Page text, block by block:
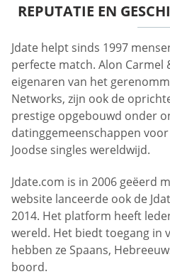
REPUTATIE EN
Jdate helpt sinds 1997
perfecte match. Alon Carmel
eigenaren van het
Networks, zijn ook de
prestige opgebouwd onder
datinggemeenschappen
Joodse singles wereldwijd.
Jdate.com is in 2006 geëerd
website lanceerde ook de
2014. Het platform heeft
wereld. Het biedt toegang in
hebben ze Spaans,
boord.